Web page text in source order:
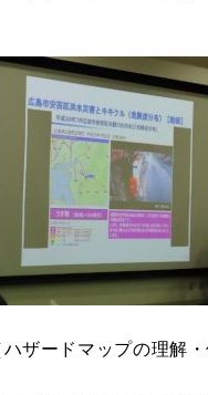
ザードマップの理解・